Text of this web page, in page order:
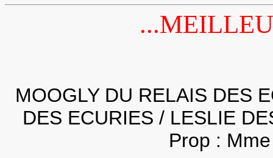
MOOGLY DU RELAIS DES
DES ECURIES / LESLIE
Prop :